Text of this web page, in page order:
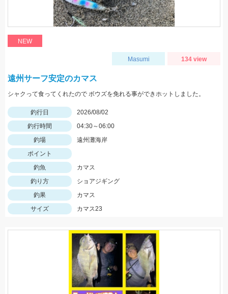
NEW
Masumi 134 view
遠州サーフ安定のカマス
シャクって食ってくれたので ボウズを免れる事ができホットしました。
釣行日
2026/08/02
釣行時間
04:30～06:00
釣場
遠州灘海岸
ポイント
釣魚
カマス
釣り方
ショアジギング
釣果
カマス
サイズ
カマス23